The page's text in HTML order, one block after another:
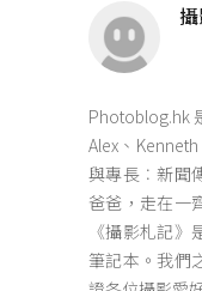
Alex、
與專長︰新聞
爸爸，走在一
《攝影札記
筆記本。我們